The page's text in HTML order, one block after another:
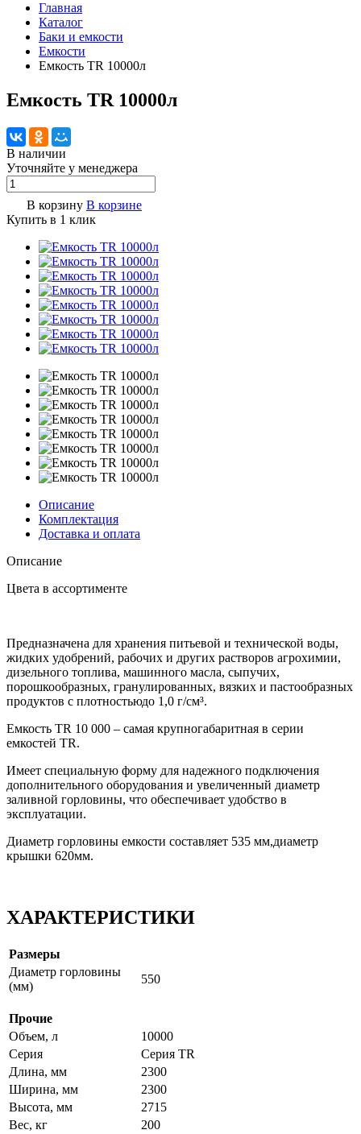
Главная
Каталог
Баки и емкости
Емкости
Емкость TR 10000л
Емкость TR 10000л
В наличии
Уточняйте у менеджера
В корзину В корзине
Купить в 1 клик
Описание
Комплектация
Доставка и оплата
Описание
Цвета в ассортименте
Предназначена для хранения питьевой и технической воды,
жидких удобрений, рабочих и других растворов агрохимии,
дизельного топлива, машинного масла, сыпучих,
порошкообразных, гранулированных, вязких и пастообразных
продуктов с плотностьюдо 1,0 г/см³.
Емкость TR 10 000 – самая крупногабаритная в серии
емкостей TR.
Имеет специальную форму для надежного подключения
дополнительного оборудования и увеличенный диаметр
заливной горловины, что обеспечивает удобство в
эксплуатации.
Диаметр горловины емкости составляет 535 мм,диаметр
крышки 620мм.
ХАРАКТЕРИСТИКИ
Размеры
Диаметр горловины
(мм)
550
Прочие
Объем, л
10000
Серия
Серия TR
Длина, мм
2300
Ширина, мм
2300
Высота, мм
2715
Вес, кг
200